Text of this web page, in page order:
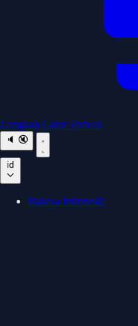
Langkah Catur Terbaik
🔈 🔇
id
Bahasa Indonesia